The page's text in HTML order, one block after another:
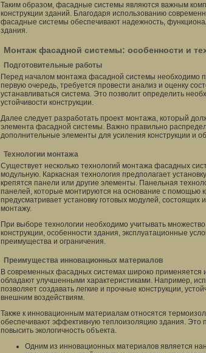
Таким образом, фасадные системы являются важным
конструкции зданий. Благодаря использованию
фасадные системы обеспечивают надежность,
здания.
Монтаж фасадной системы: особенности и
Подготовительные работы
Перед началом монтажа фасадной системы необходимо
первую очередь, требуется провести анализ и оценку
устанавливаться система. Это позволит определить
устойчивости конструкции.
Далее следует разработать проект монтажа, который
элемента фасадной системы. Важно правильно
дополнительные элементы для усиления конструкции и
Технологии монтажа
Существует несколько технологий монтажа фасадных
модульную. Каркасная технология предполагает
крепятся панели или другие элементы. Панельная
панелей, которые монтируются на основание с помощью
предусматривает установку готовых модулей, состоящих
монтажу.
При выборе технологии необходимо учитывать
конструкции, особенности здания, эксплуатационные
преимущества и ограничения.
Преимущества инновационных материалов
В современных фасадных системах широко
обладают улучшенными характеристиками. Например,
позволяет создавать легкие и прочные конструкции,
внешним воздействиям.
Также к инновационным материалам относятся
обеспечивают эффективную теплоизоляцию здания. Это
повысить экологичность объекта.
Одним из инновационных материалов является